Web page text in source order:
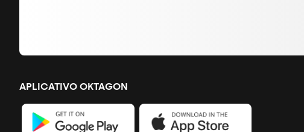
APLICATIVO OKTAGON